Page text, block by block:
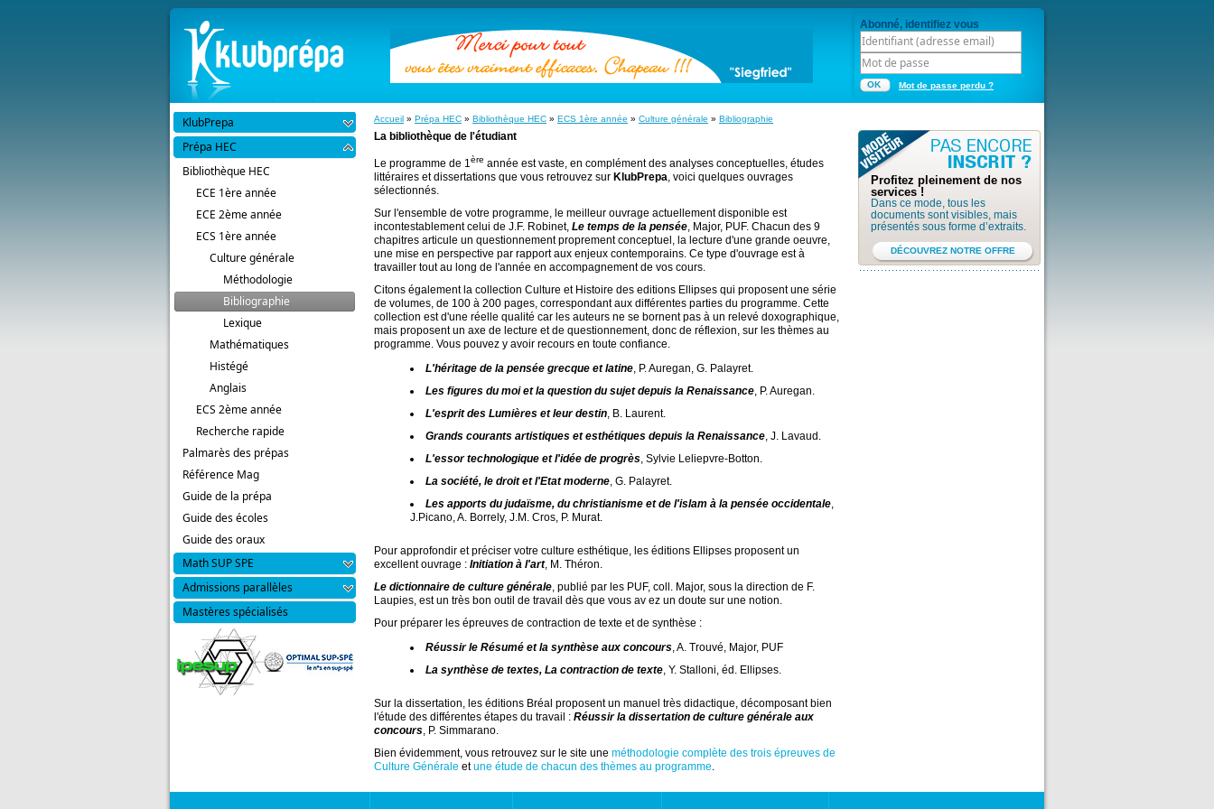
Abonné, identifiez vous
OK Mot de passe perdu ?
KlubPrepa
Prépa HEC
Bibliothèque HEC
ECE 1ère année
ECE 2ème année
ECS 1ère année
Culture générale
Méthodologie
Bibliographie
Lexique
Mathématiques
Histégé
Anglais
ECS 2ème année
Recherche rapide
Palmarès des prépas
Référence Mag
Guide de la prépa
Guide des écoles
Guide des oraux
Math SUP SPE
Admissions parallèles
Mastères spécialisés
Accueil » Prépa HEC » Bibliothèque HEC » ECS 1ère année » Culture générale » Bibliographie
La bibliothèque de l'étudiant
Le programme de 1ère année est vaste, en complément des analyses conceptuelles, études
littéraires et dissertations que vous retrouvez sur KlubPrepa, voici quelques ouvrages
sélectionnés.
Sur l'ensemble de votre programme, le meilleur ouvrage actuellement disponible est
incontestablement celui de J.F. Robinet, Le temps de la pensée, Major, PUF. Chacun des 9
chapitres articule un questionnement proprement conceptuel, la lecture d'une grande oeuvre,
une mise en perspective par rapport aux enjeux contemporains. Ce type d'ouvrage est à
travailler tout au long de l'année en accompagnement de vos cours.
Citons également la collection Culture et Histoire des editions Ellipses qui proposent une série
de volumes, de 100 à 200 pages, correspondant aux différentes parties du programme. Cette
collection est d'une réelle qualité car les auteurs ne se bornent pas à un relevé doxographique,
mais proposent un axe de lecture et de questionnement, donc de réflexion, sur les thèmes au
programme. Vous pouvez y avoir recours en toute confiance.
L'héritage de la pensée grecque et latine, P. Auregan, G. Palayret.
Les figures du moi et la question du sujet depuis la Renaissance, P. Auregan.
L'esprit des Lumières et leur destin, B. Laurent.
Grands courants artistiques et esthétiques depuis la Renaissance, J. Lavaud.
L'essor technologique et l'idée de progrès, Sylvie Leliepvre-Botton.
La société, le droit et l'Etat moderne, G. Palayret.
Les apports du judaïsme, du christianisme et de l'islam à la pensée occidentale,
J.Picano, A. Borrely, J.M. Cros, P. Murat.
Pour approfondir et préciser votre culture esthétique, les éditions Ellipses proposent un
excellent ouvrage : Initiation à l'art, M. Théron.
Le dictionnaire de culture générale, publié par les PUF, coll. Major, sous la direction de F.
Laupies, est un très bon outil de travail dès que vous av ez un doute sur une notion.
Pour préparer les épreuves de contraction de texte et de synthèse :
Réussir le Résumé et la synthèse aux concours, A. Trouvé, Major, PUF
La synthèse de textes, La contraction de texte, Y. Stalloni, éd. Ellipses.
Sur la dissertation, les éditions Bréal proposent un manuel très didactique, décomposant bien
l'étude des différentes étapes du travail : Réussir la dissertation de culture générale aux
concours, P. Simmarano.
Bien évidemment, vous retrouvez sur le site une méthodologie complète des trois épreuves de
Culture Générale etune étude de chacun des thèmes au programme.
Profitez pleinement de nos
services !
Dans ce mode, tous les
documents sont visibles, mais
présentés sous forme d’extraits.
DÉCOUVREZ NOTRE OFFRE